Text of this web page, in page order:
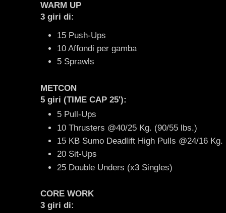
WARM UP
3 giri di:
15 Push-Ups
10 Affondi per gamba
5 Sprawls
METCON
5 giri (TIME CAP 25'):
5 Pull-Ups
10 Thrusters @40/25 Kg. (90/55 lbs.)
15 KB Sumo Deadlift High Pulls @24/16
20 Sit-Ups
25 Double Unders (x3 Singles)
CORE WORK
3 giri di: